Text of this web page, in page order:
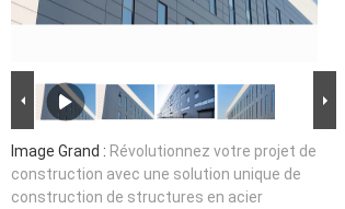
Image Grand : Révolutionnez votre projet de
construction avec une solution unique de
construction de structures en acier